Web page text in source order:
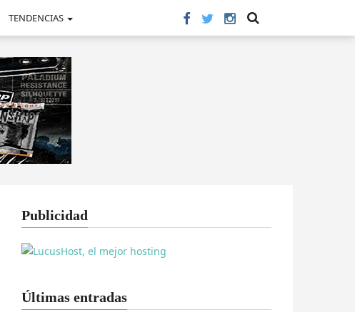
TENDENCIAS
Publicidad
Últimas entradas